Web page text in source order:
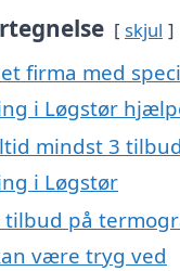
skjul
firma med
i Løgstør
mindst 3
i Løgstør
tilbud på
være tryg ved